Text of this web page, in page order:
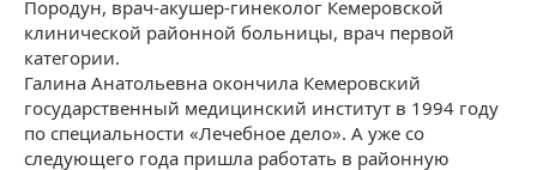
Породун, врач-акушер-гинеколог Кемеровской
клинической районной больницы, врач первой
категории.
Галина Анатольевна окончила Кемеровский
государственный медицинский институт в 1994 году
по специальности «Лечебное дело». А уже со
следующего года пришла работать в районную